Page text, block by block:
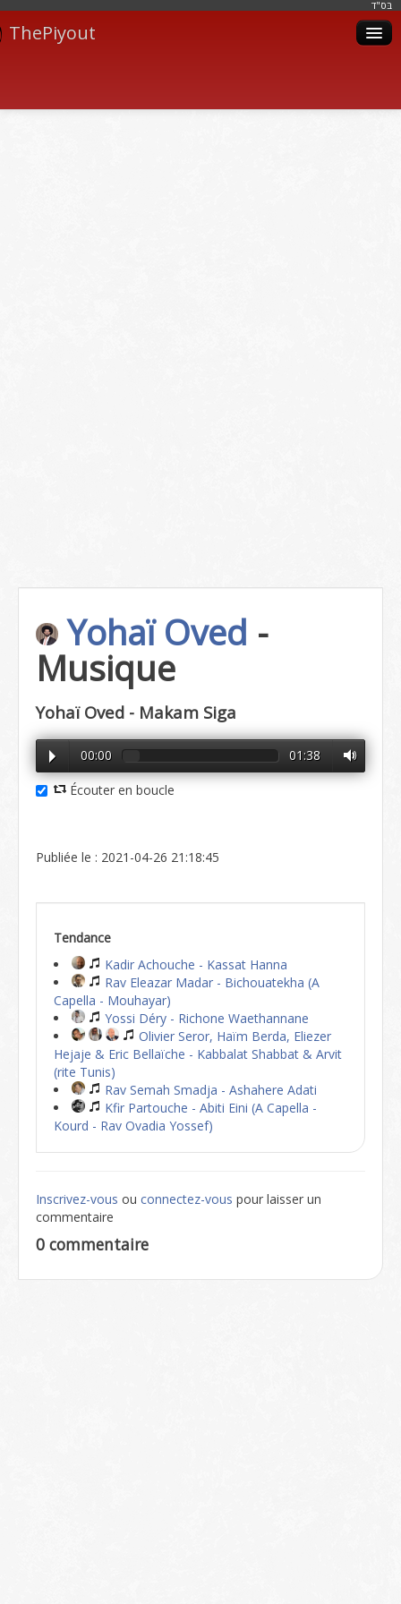
בּס"ד
ThePiyout
Yohaï Oved -
Musique
Yohaï Oved - Makam Siga
00:00 01:38
Écouter en boucle
Publiée le : 2021-04-26 21:18:45
Tendance
Kadir Achouche - Kassat Hanna
Rav Eleazar Madar - Bichouatekha (A
Capella - Mouhayar)
Yossi Déry - Richone Waethannane
Olivier Seror, Haïm Berda, Eliezer
Hejaje & Eric Bellaïche - Kabbalat Shabbat & Arvit
(rite Tunis)
Rav Semah Smadja - Ashahere Adati
Kfir Partouche - Abiti Eini (A Capella -
Kourd - Rav Ovadia Yossef)
Inscrivez-vous ou connectez-vous pour laisser un
commentaire
0 commentaire